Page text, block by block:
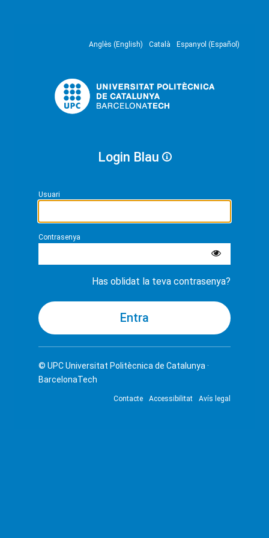
Anglès (English) Català Espanyol (Español)
Login Blau
Usuari
Contrasenya
Has oblidat la teva contrasenya?
© UPCUniversitat Politècnica de Catalunya ·
BarcelonaTech
Contacte Accessibilitat Avís legal